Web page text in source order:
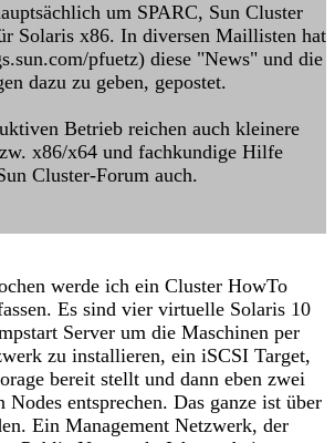
um SPARC, Sun Cluster
Solaris x86. In diversen Maillisten hat
pfuetz) diese "News" und die
dazu zu geben, gepostet.
Betrieb reichen auch kleinere
x86/x64 und fachkundige Hilfe
Cluster-Forum auch.
werde ich ein Cluster HowTo
Es sind vier virtuelle Solaris 10
Server um die Maschinen per
zu installieren, ein iSCSI Target,
bereit stellt und dann eben zwei
Nodes entsprechen. Das ganze ist über
Ein Management Netzwerk, der